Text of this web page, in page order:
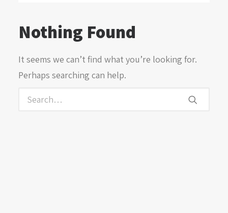
Nothing Found
It seems we can’t find what you’re looking for.
Perhaps searching can help.